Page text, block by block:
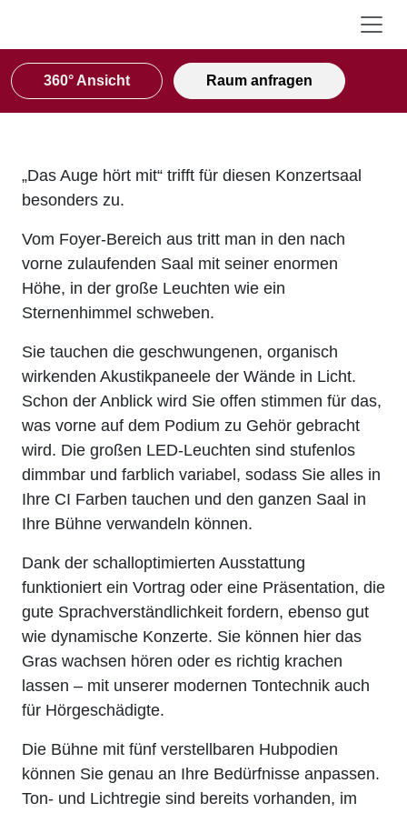
360° Ansicht Raum anfragen
„Das Auge hört mit“ trifft für diesen Konzertsaal
besonders zu.
Vom Foyer-Bereich aus tritt man in den nach
vorne zulaufenden Saal mit seiner enormen
Höhe, in der große Leuchten wie ein
Sternenhimmel schweben.
Sie tauchen die geschwungenen, organisch
wirkenden Akustikpaneele der Wände in Licht.
Schon der Anblick wird Sie offen stimmen für das,
was vorne auf dem Podium zu Gehör gebracht
wird. Die großen LED-Leuchten sind stufenlos
dimmbar und farblich variabel, sodass Sie alles in
Ihre CI Farben tauchen und den ganzen Saal in
Ihre Bühne verwandeln können.
Dank der schalloptimierten Ausstattung
funktioniert ein Vortrag oder eine Präsentation, die
gute Sprachverständlichkeit fordern, ebenso gut
wie dynamische Konzerte. Sie können hier das
Gras wachsen hören oder es richtig krachen
lassen – mit unserer modernen Tontechnik auch
für Hörgeschädigte.
Die Bühne mit fünf verstellbaren Hubpodien
können Sie genau an Ihre Bedürfnisse anpassen.
Ton- und Lichtregie sind bereits vorhanden, im